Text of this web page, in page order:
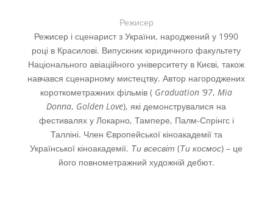
Режисер
Режисер і сценарист з України, народжений у 1990
році в Красилові. Випускник юридичного факультету
Національного авіаційного університету в Києві, також
навчався сценарному мистецтву. Автор нагороджених
короткометражних фільмів ( Graduation ’97,Mia
Donna, Golden Love), які демонструвалися на
фестивалях у Локарно, Тампере, Палм-Спрінгс і
Талліні. Член Європейської кіноакадемії та
Української кіноакадемії. Ти всесвіт (Ти космос) – це
його повнометражний художній дебют.